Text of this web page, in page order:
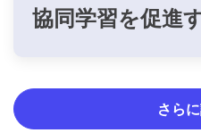
協同学習を促進
さら